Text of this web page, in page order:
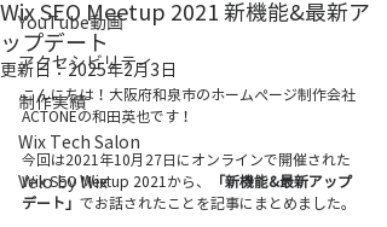
YouTube動画
アクセシビリティ
制作実績
Wix Tech Salon
Velo by Wix
Wix SEO Meetup 2021 新機能&最新ア
ップデート
更新日：2025年2月3日
こんにちは！大阪府和泉市のホームぺージ制作会社
ACTONEの和田英也です！
今回は2021年10月27日にオンラインで開催された
Wix SEO Meetup 2021から、
「新機能&最新アップ
デート」 でお話されたことを記事にまとめました。